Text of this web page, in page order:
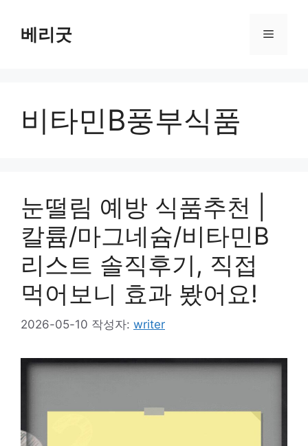
베리굿 메
비타민B풍부식품
눈떨림 예방 식품추천 |
칼륨/마그네슘/비타민B
리스트 솔직후기, 직접
먹어보니 효과 봤어요!
2026-05-10 작성자: writer